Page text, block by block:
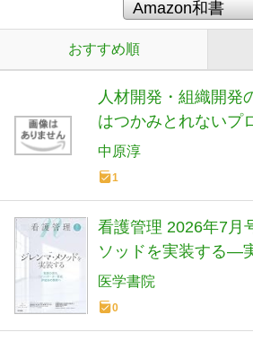
おすすめ順
人材開発・組織開発
はつかみとれないプ
たちの流儀
中原淳
1
看護管理 2026年7
ソッドを実装する―
シリテーター育成，
医学書院
0